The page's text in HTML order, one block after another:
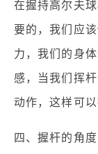
在握持高尔夫
要的，我们应
力，我们的身
感，当我们挥
动作，这样可
四、握杆的角度